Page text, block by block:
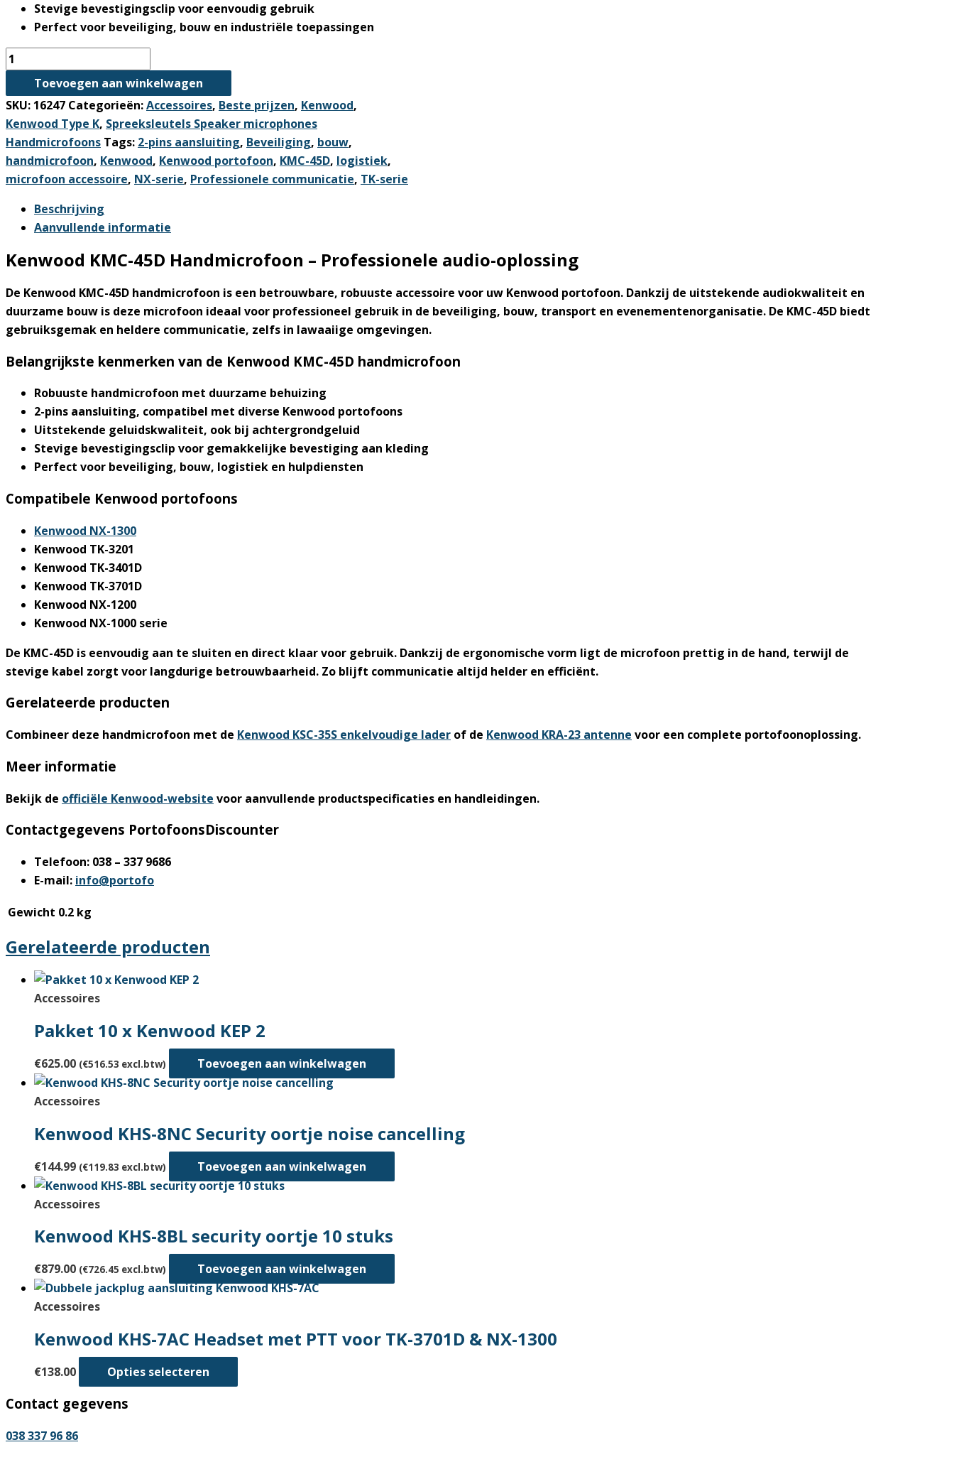
Stevige bevestigingsclip voor eenvoudig gebruik
Perfect voor beveiliging, bouw en industriële toepassingen
Kenwood
KMC-
45D
Handmicrofoon
voor
TK-
3701D
en
NX-
1300
Toevoegen aan winkelwagen
SKU: 16247 Categorieën:Accessoires, Beste prijzen, Kenwood,
Kenwood Type K, Spreeksleutels Speaker microphones
Handmicrofoons Tags: 2-pins aansluiting, Beveiliging, bouw,
handmicrofoon, Kenwood, Kenwood portofoon, KMC-45D, logistiek,
microfoon accessoire, NX-serie, Professionele communicatie, TK-serie
Beschrijving
Aanvullende informatie
Kenwood KMC-45D Handmicrofoon – Professionele audio-oplossing
De Kenwood KMC-45D handmicrofoon is een betrouwbare, robuuste accessoire voor uw Kenwood portofoon. Dankzij de uitstekende audiokwaliteit en
duurzame bouw is deze microfoon ideaal voor professioneel gebruik in de beveiliging, bouw, transport en evenementenorganisatie. De KMC-45D biedt
gebruiksgemak en heldere communicatie, zelfs in lawaaiige omgevingen.
Belangrijkste kenmerken van de Kenwood KMC-45D handmicrofoon
Robuuste handmicrofoon met duurzame behuizing
2-pins aansluiting, compatibel met diverse Kenwood portofoons
Uitstekende geluidskwaliteit, ook bij achtergrondgeluid
Stevige bevestigingsclip voor gemakkelijke bevestiging aan kleding
Perfect voor beveiliging, bouw, logistiek en hulpdiensten
Compatibele Kenwood portofoons
Kenwood NX-1300
Kenwood TK-3201
Kenwood TK-3401D
Kenwood TK-3701D
Kenwood NX-1200
Kenwood NX-1000 serie
De KMC-45D is eenvoudig aan te sluiten en direct klaar voor gebruik. Dankzij de ergonomische vorm ligt de microfoon prettig in de hand, terwijl de
stevige kabel zorgt voor langdurige betrouwbaarheid. Zo blijft communicatie altijd helder en efficiënt.
Gerelateerde producten
Combineer deze handmicrofoon met de Kenwood KSC-35S enkelvoudige lader of de Kenwood KRA-23 antenne voor een complete portofoonoplossing.
Meer informatie
Bekijk de officiële Kenwood-website voor aanvullende productspecificaties en handleidingen.
Contactgegevens PortofoonsDiscounter
Telefoon: 038 – 337 9686
E-mail: info@portofo
Gewicht 0.2 kg
Gerelateerde producten
Accessoires
Pakket 10 x Kenwood KEP 2
€625.00 (€516.53 excl.btw) Toevoegen aan winkelwagen
Accessoires
Kenwood KHS-8NC Security oortje noise cancelling
€144.99 (€119.83 excl.btw) Toevoegen aan winkelwagen
Accessoires
Kenwood KHS-8BL security oortje 10 stuks
€879.00 (€726.45 excl.btw) Toevoegen aan winkelwagen
Accessoires
Kenwood KHS-7AC Headset met PTT voor TK-3701D & NX-1300
€138.00 Opties selecteren
product
Contact gegevens
038 337 96 86